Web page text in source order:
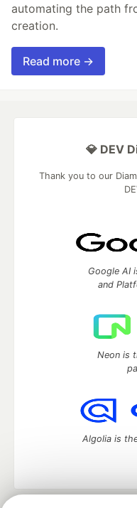
automating the path
creation.
Read more →
💎 DEV
Thank you to our
Google AI
and
Neon is
Algolia is